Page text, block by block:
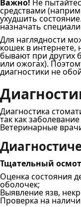
Важно! Не
средствами
ухудшить
назначать
Для наглядности
кошек в
бывают при других
или ожогах).
диагностики не
Диагностика
так как
Ветеринарные
Тщательный
Оценка состояния
оболочек;
Выявление язв,
Проверка на